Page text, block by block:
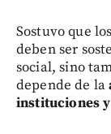
Sostuvo que
deben ser
social, sino
depende de la
instituciones